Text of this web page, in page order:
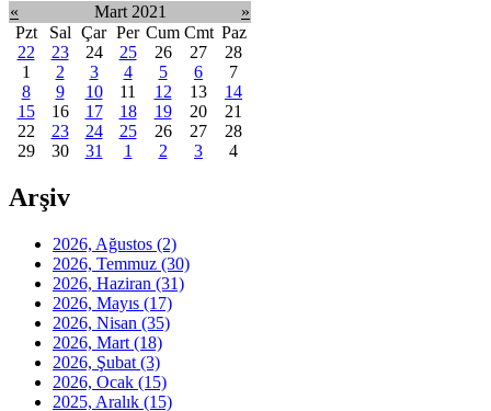
« Mart 2021
»
Pzt
Sal Çar Per Cum Cmt Paz
22
23 24 25 26 27
28
1
2 3 4 5 6
7
8
9 10 11 12 13
14
15
16 17 18 19 20
21
22
23 24 25 26 27
28
29
30 31 1 2 3 4
Arşiv
2026, Ağustos (2)
2026, Temmuz (30)
2026, Haziran (31)
2026, Mayıs (17)
2026, Nisan (35)
2026, Mart (18)
2026, Şubat (3)
2026, Ocak (15)
2025, Aralık (15)